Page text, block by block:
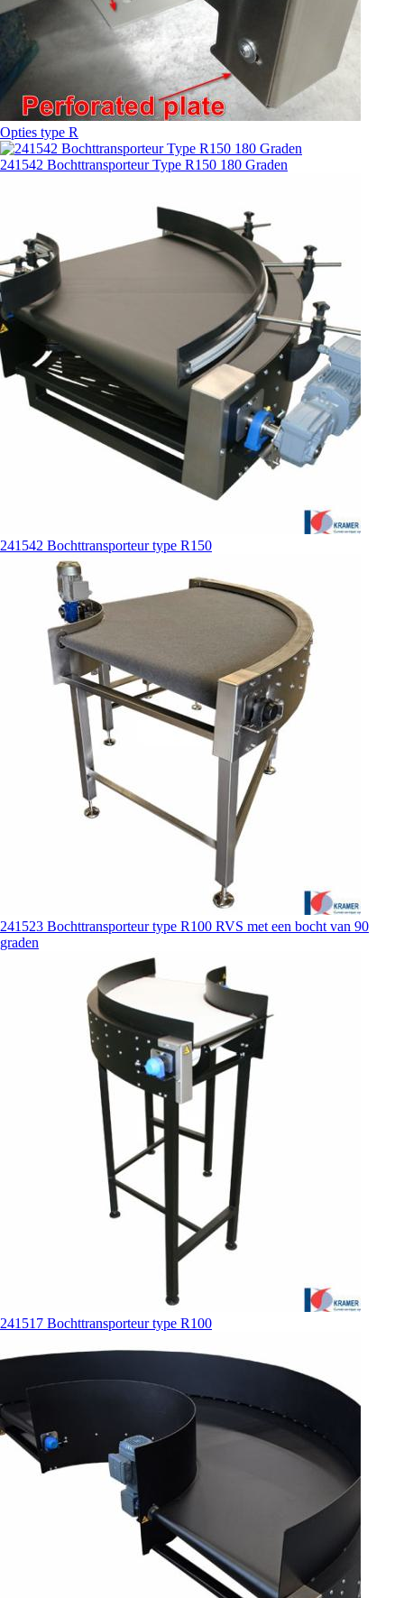
Opties type R
241542 Bochttransporteur Type R150 180 Graden
241542 Bochttransporteur type R150
241523 Bochttransporteur type R100 RVS met een bocht van 90
graden
241517 Bochttransporteur type R100